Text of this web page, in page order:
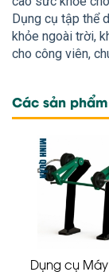
Dụng cụ tập thể
khỏe ngoài trời,
cho công viên,
Các sản
Dụng cụ